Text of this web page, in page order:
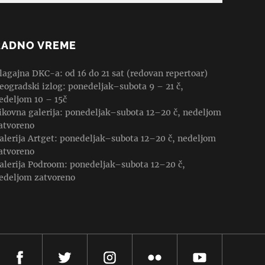
VREME
DKC-a: od 16 do 21 sat (redovan repertoar)
izlog: ponedeljak–subota 9 – 21 č,
10 – 15č
galerija: ponedeljak–subota 12–20 č, nedeljom
Artget: ponedeljak–subota 12–20 č, nedeljom
Podroom: ponedeljak–subota 12–20 č,
zatvoreno